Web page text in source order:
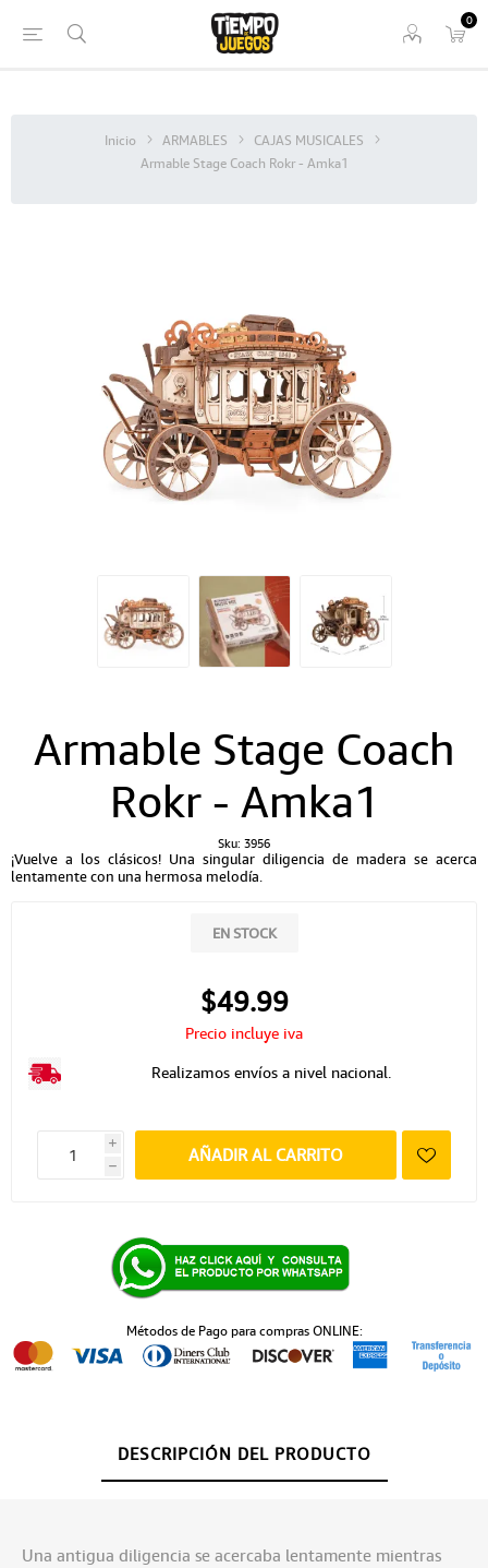
0
Inicio ARMABLES
CAJAS MUSICALES
Armable Stage Coach Rokr - Amka1
Armable Stage Coach
Rokr - Amka1
Sku: 3956
¡Vuelve a los clásicos! Una singular diligencia de madera se acerca
lentamente con una hermosa melodía.
EN STOCK
$49.99
Precio incluye iva
Realizamos envíos a nivel nacional.
i
h
AÑADIR AL CARRITO
Métodos de Pago para compras ONLINE:
DESCRIPCIÓN DEL PRODUCTO
Una antigua diligencia se acercaba lentamente mientras